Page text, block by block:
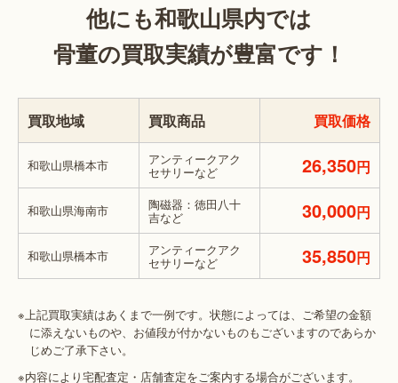
他にも和歌山県内では
骨董の買取実績が豊富です！
買取地域 買取商品 買取価格
和歌山県橋本市 アンティークアク
セサリーなど 26,350円
和歌山県海南市 陶磁器：徳田八十
吉など 30,000円
和歌山県橋本市 アンティークアク
セサリーなど 35,850円
※上記買取実績はあくまで一例です。状態によっては、ご希望の金額
に添えないものや、お値段が付かないものもございますのであらか
じめご了承下さい。
※内容により宅配査定・店舗査定をご案内する場合がございます。